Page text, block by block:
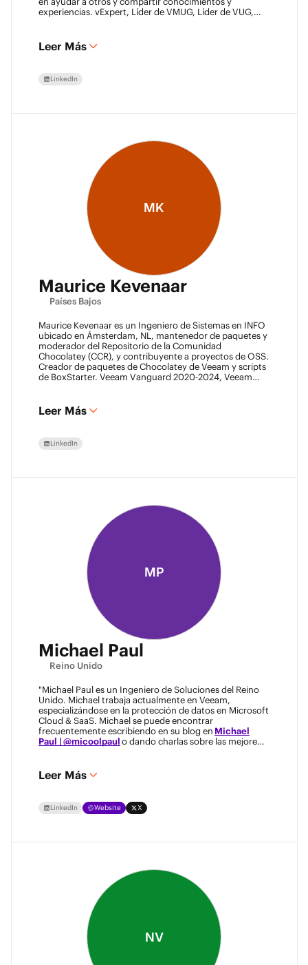
experiencias. vExpert, Líder de VMUG, Líder de VUG,
Leer Más
LinkedIn
MK
Maurice Kevenaar
Países Bajos
Maurice Kevenaar es un Ingeniero de Sistemas en INFO
ubicado en Ámsterdam, NL, mantenedor de paquetes y
moderador del Repositorio de la Comunidad
Chocolatey (CCR), y contribuyente a proyectos de OSS.
Creador de paquetes de Chocolatey de Veeam y scripts
de BoxStarter. Veeam Vanguard 2020-2024, Veeam
Veeam Community Hackathon.
Leer Más
LinkedIn
MP
Michael Paul
Reino Unido
"Michael Paul es un Ingeniero de Soluciones del Reino
Unido. Michael trabaja actualmente en Veeam,
especializándose en la protección de datos en Microsoft
Cloud & SaaS. Michael se puede encontrar
frecuentemente escribiendo en su blog en Michael
Paul | @micoolpaulo dando charlas sobre las mejores
Leer Más
LinkedIn Website X
NV